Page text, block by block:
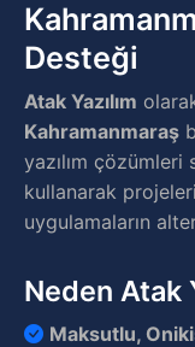
Desteği
Atak Yazılım
Kahramanmaraş
yazılım
kullanarak
uygulamaların
Neden Atak
Maksutlu,